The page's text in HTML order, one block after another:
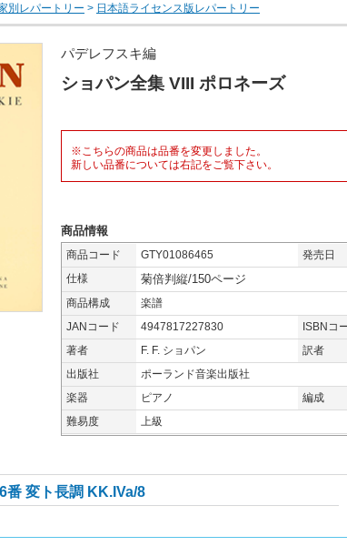
別レパートリー > 日本語ライセンス版レパートリー
パデレフスキ編
ショパン全集 VIII ポロネーズ
※こちらの商品は品番を変更しました。
新しい品番については右記をご覧下さい。
商品情報
商品コード GTY01086465 発売日
仕様
菊倍判縦/150ページ
商品構成
楽譜
JANコード
4947817227830 ISBNコ
著者
F. F. ショパン 訳者
出版社
ポーランド音楽出版社
楽器
ピアノ 編成
難易度
上級
番 変ト長調 KK.IVa/8